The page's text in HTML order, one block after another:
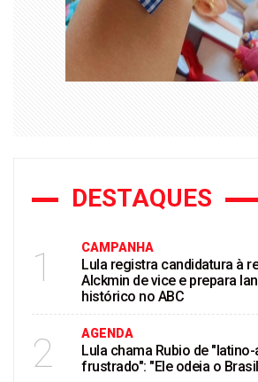
DESTAQUES
1 CAMPANHA
Lula registra candidatura à
Alckmin de vice e prepara
histórico no ABC
2 AGENDA
Lula chama Rubio de
frustrado": "Ele odeia o